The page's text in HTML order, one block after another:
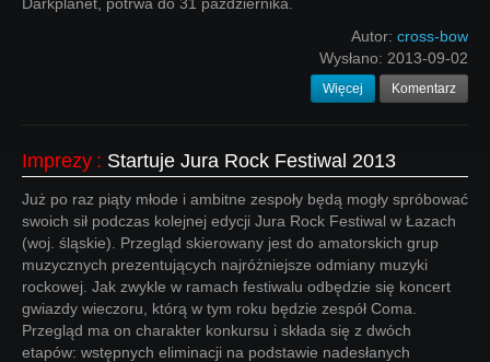
Autor: cross-bow
Wysłano: 2013-09-02
Więcej Komentarz
Imprezy : Startuje Jura Rock Festiwal 2013
Już po raz piąty młode i ambitne zespoły będą mogły spróbować
swoich sił podczas kolejnej edycji Jura Rock Festiwal w Łazach
(woj. śląskie). Przegląd skierowany jest do amatorskich grup
muzycznych prezentujących najróżniejsze odmiany muzyki
rockowej. Jak zwykle w ramach festiwalu odbędzie się koncert
gwiazdy wieczoru, którą w tym roku będzie zespół Coma.
Przegląd ma on charakter konkursu i składa się z dwóch
etapów: wstępnych eliminacji na podstawie nadesłanych